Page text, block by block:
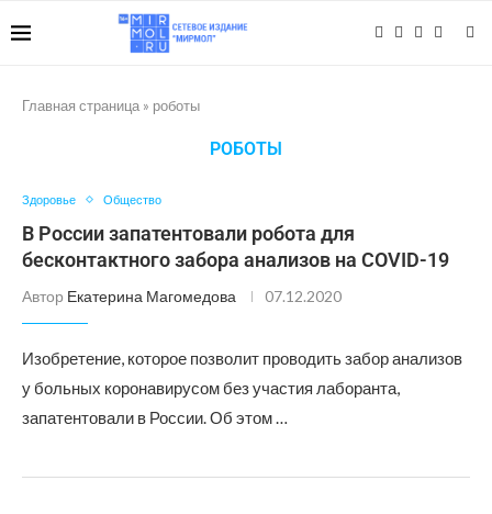
Главная страница » роботы
РОБОТЫ
Здоровье Общество
В России запатентовали робота для
бесконтактного забора анализов на COVID-19
Автор Екатерина Магомедова 07.12.2020
Изобретение, которое позволит проводить забор анализов
у больных коронавирусом без участия лаборанта,
запатентовали в России. Об этом …